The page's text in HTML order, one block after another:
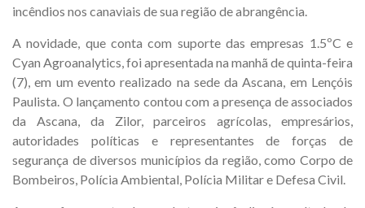
incêndios nos canaviais de sua região de abrangência.
A novidade, que conta com suporte das empresas 1.5ºC e
Cyan Agroanalytics, foi apresentada na manhã de quinta-feira
(7), em um evento realizado na sede da Ascana, em Lençóis
Paulista. O lançamento contou com a presença de associados
da Ascana, da Zilor, parceiros agrícolas, empresários,
autoridades políticas e representantes de forças de
segurança de diversos municípios da região, como Corpo de
Bombeiros, Polícia Ambiental, Polícia Militar e Defesa Civil.